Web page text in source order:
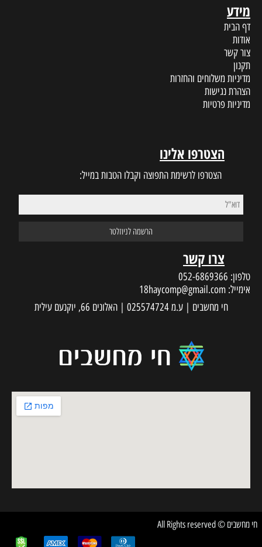
מידע
דף הבית
אודות
צור קשר
תקנון
מדיניות משלוחים והחזרות
הצהרת נגישות
מדיניות פרטיות
הצטרפו אלינו
הצטרפו לרשימת התפוצה וקבלו הטבות במייל:
צרו קשר
טלפון: 052-6869366
אימייל: 18haycomp@gmail.com
חי מחשבים | ע.מ 025574724 | האלונים 66, יוקנעם עילית
חי מחשבים © All Rights reserved